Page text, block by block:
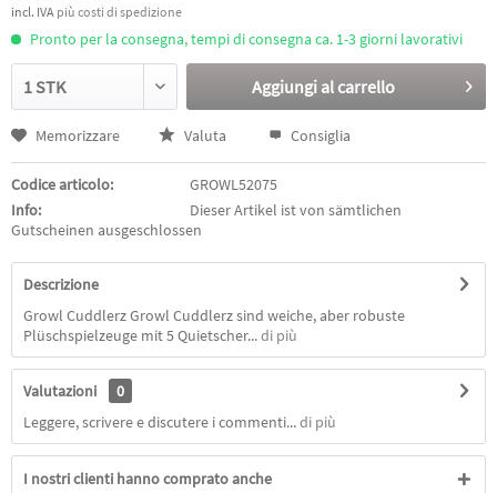
incl. IVA più costi di spedizione
Pronto per la consegna, tempi di consegna ca. 1-3 giorni lavorativi
Aggiungi alcarrello
Memorizzare Valuta Consiglia
Codice articolo:
GROWL52075
Info:
Dieser Artikel ist von sämtlichen
Gutscheinen ausgeschlossen
Descrizione
Growl Cuddlerz Growl Cuddlerz sind weiche, aber robuste
Plüschspielzeuge mit 5 Quietscher...di più
Valutazioni
0
Leggere, scrivere e discutere i commenti...di più
I nostri clienti hanno comprato anche